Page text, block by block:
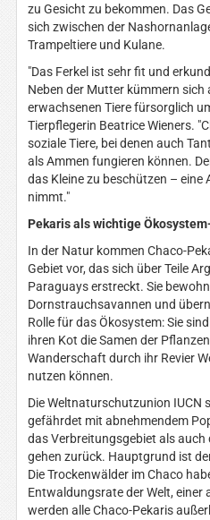
zu Gesicht zu bekommen. Das
sich zwischen der
Trampeltiere und Kulane.
"Das Ferkel ist sehr fit und
Neben der Mutter kümmern sich
erwachsenen Tiere fürsorglich
Tierpflegerin Beatrice Wieners.
soziale Tiere, bei denen auch
als Ammen fungieren können.
das Kleine zu beschützen – eine
nimmt."
Pekaris als wichtige
In der Natur kommen Chaco-
Gebiet vor, das sich über Teile
Paraguays erstreckt. Sie
Dornstrauchsavannen und
Rolle für das Ökosystem: Sie
ihren Kot die Samen der
Wanderschaft durch ihr Revier
nutzen können.
Die Weltnaturschutzunion IUCN
gefährdet mit abnehmendem
das Verbreitungsgebiet als auch
gehen zurück. Hauptgrund ist
Die Trockenwälder im Chaco
Entwaldungsrate der Welt, einer
werden alle Chaco-Pekaris